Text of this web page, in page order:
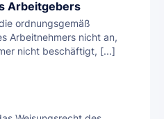
Arbeitgebers
ordnungsgemäß
Arbeitnehmers nicht an,
nicht beschäftigt, [...]